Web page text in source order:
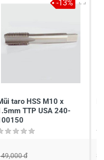
taro HSS M10 x
TTP USA 240-
đ
-13%